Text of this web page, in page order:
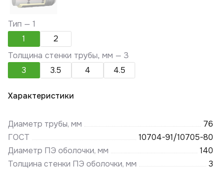
Тип —1
1
2
Толщина стенки трубы, мм —3
3
3.5 4 4.5
Характеристики
Диаметр трубы, мм
76
ГОСТ
10704-91/10705-80
Диаметр ПЭ оболочки, мм
140
Толщина стенки ПЭ оболочки, мм
3